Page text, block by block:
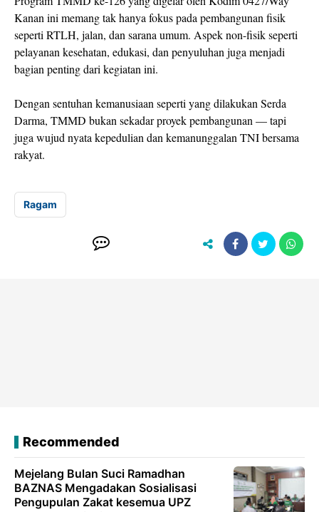
Kanan ini memang tak hanya fokus pada pembangunan fisik
seperti RTLH, jalan, dan sarana umum. Aspek non-fisik seperti
pelayanan kesehatan, edukasi, dan penyuluhan juga menjadi
bagian penting dari kegiatan ini.
Dengan sentuhan kemanusiaan seperti yang dilakukan Serda
Darma, TMMD bukan sekadar proyek pembangunan — tapi
juga wujud nyata kepedulian dan kemanunggalan TNI bersama
rakyat.
Ragam
Recommended
Mejelang Bulan Suci Ramadhan
BAZNAS Mengadakan Sosialisasi
Pengupulan Zakat kesemua UPZ